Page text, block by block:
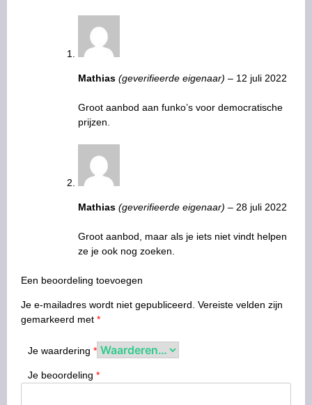
Mathias (geverifieerde eigenaar) – 12 juli 2022
Groot aanbod aan funko’s voor democratische
prijzen.
Mathias (geverifieerde eigenaar) – 28 juli 2022
Groot aanbod, maar als je iets niet vindt helpen
ze je ook nog zoeken.
Een beoordeling toevoegen
Je e-mailadres wordt niet gepubliceerd. Vereiste velden zijn
gemarkeerd met *
Je waardering *
Je beoordeling *